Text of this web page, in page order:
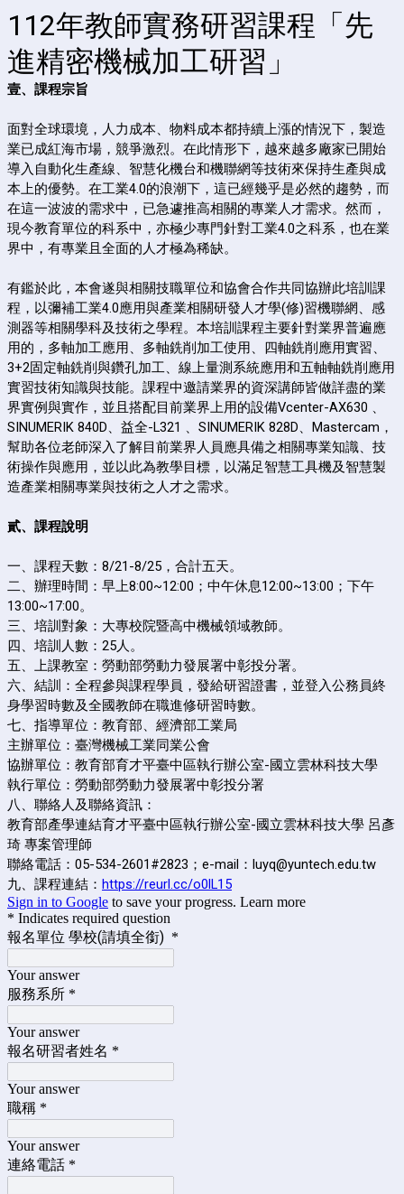
112年教師實務研習課程「先
進精密機械加工研習」
壹、課程宗旨
面對全球環境，人力成本、物料成本都持續上漲的情況下，製造
業已成紅海市場，競爭激烈。在此情形下，越來越多廠家已開始
導入自動化生產線、智慧化機台和機聯網等技術來保持生產與成
本上的優勢。在工業4.0的浪潮下，這已經幾乎是必然的趨勢，而
在這一波波的需求中，已急遽推高相關的專業人才需求。然而，
現今教育單位的科系中，亦極少專門針對工業4.0之科系，也在業
界中，有專業且全面的人才極為稀缺。
有鑑於此，本會遂與相關技職單位和協會合作共同協辦此培訓課
程，以彌補工業4.0應用與產業相關研發人才學(修)習機聯網、感
測器等相關學科及技術之學程。本培訓課程主要針對業界普遍應
用的，多軸加工應用、多軸銑削加工使用、四軸銑削應用實習、
3+2固定軸銑削與鑽孔加工、線上量測系統應用和五軸軸銑削應用
實習技術知識與技能。課程中邀請業界的資深講師皆做詳盡的業
界實例與實作，並且搭配目前業界上用的設備Vcenter-AX630 、
SINUMERIK 840D、益全-L321 、SINUMERIK 828D、Mastercam，
幫助各位老師深入了解目前業界人員應具備之相關專業知識、技
術操作與應用，並以此為教學目標，以滿足智慧工具機及智慧製
造產業相關專業與技術之人才之需求。
貳、課程說明
一、課程天數：8/21-8/25，合計五天。
二、辦理時間：早上8:00~12:00；中午休息12:00~13:00；下午
13:00~17:00。
三、培訓對象：大專校院暨高中機械領域教師。
四、培訓人數：25人。
五、上課教室：勞動部勞動力發展署中彰投分署。
六、結訓：全程參與課程學員，發給研習證書，並登入公務員終
身學習時數及全國教師在職進修研習時數。
七、指導單位：教育部、經濟部工業局
主辦單位：臺灣機械工業同業公會
協辦單位：教育部育才平臺中區執行辦公室-國立雲林科技大學
執行單位：勞動部勞動力發展署中彰投分署
八、聯絡人及聯絡資訊：
教育部產學連結育才平臺中區執行辦公室-國立雲林科技大學 呂彥
琦 專案管理師
聯絡電話：05-534-2601#2823；e-mail：luyq@yuntech.edu.tw
九、課程連結： https://reurl.cc/o0lL15
Sign in to Google to save your progress. Learn more
* Indicates required question
報名單位 學校(請填全銜) *
Your answer
服務系所 *
Your answer
報名研習者姓名 *
Your answer
職稱 *
Your answer
連絡電話 *